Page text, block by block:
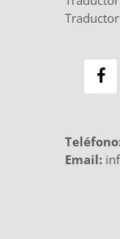
Teléfono
Email: